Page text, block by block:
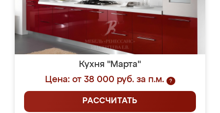
Кухня "Марта"
Цена: от 38 000 руб. за п.м.
?
РАССЧИТАТЬ